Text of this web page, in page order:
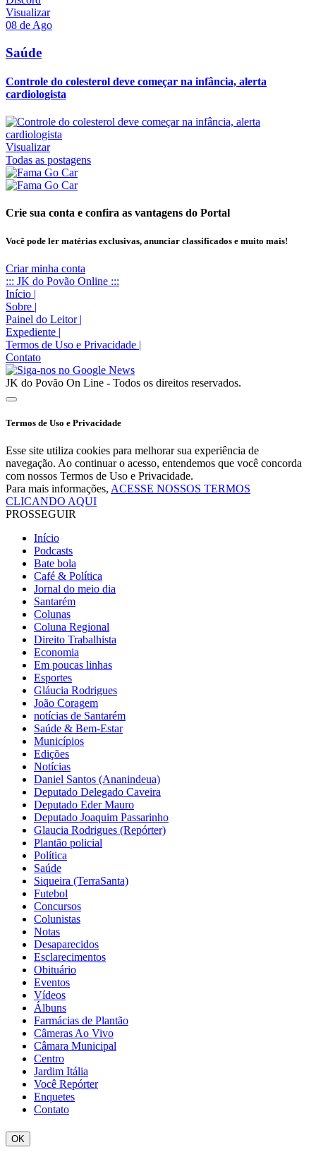
Visualizar
08 de Ago
Saúde
Controle do colesterol deve começar na infância, alerta
cardiologista
Visualizar
Todas as postagens
Crie sua conta e confira as vantagens do Portal
Você pode ler matérias exclusivas, anunciar classificados e muito mais!
Criar minha conta
::: JK do Povão Online :::
Início |
Sobre |
Painel do Leitor |
Expediente |
Termos de Uso e Privacidade |
Contato
JK do Povão On Line - Todos os direitos reservados.
Termos de Uso e Privacidade
Esse site utiliza cookies para melhorar sua experiência de
navegação. Ao continuar o acesso, entendemos que você concorda
com nossos Termos de Uso e Privacidade.
Para mais informações, ACESSE NOSSOS TERMOS
CLICANDO AQUI
PROSSEGUIR
Início
Podcasts
Bate bola
Café & Política
Jornal do meio dia
Santarém
Colunas
Coluna Regional
Direito Trabalhista
Economia
Em poucas linhas
Esportes
Gláucia Rodrigues
João Coragem
notícias de Santarém
Saúde & Bem-Estar
Municípios
Edições
Notícias
Daniel Santos (Ananindeua)
Deputado Delegado Caveira
Deputado Eder Mauro
Deputado Joaquim Passarinho
Glaucia Rodrigues (Repórter)
Plantão policial
Política
Saúde
Siqueira (TerraSanta)
Futebol
Concursos
Colunistas
Notas
Desaparecidos
Esclarecimentos
Obituário
Eventos
Vídeos
Álbuns
Farmácias de Plantão
Câmeras Ao Vivo
Câmara Municipal
Centro
Jardim Itália
Você Repórter
Enquetes
Contato
OK